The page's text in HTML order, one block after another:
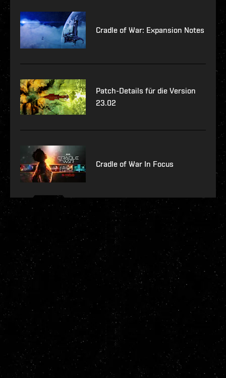
Cradle of War: Expansion Notes
Patch-Details für die Version
23.02
Cradle of War In Focus